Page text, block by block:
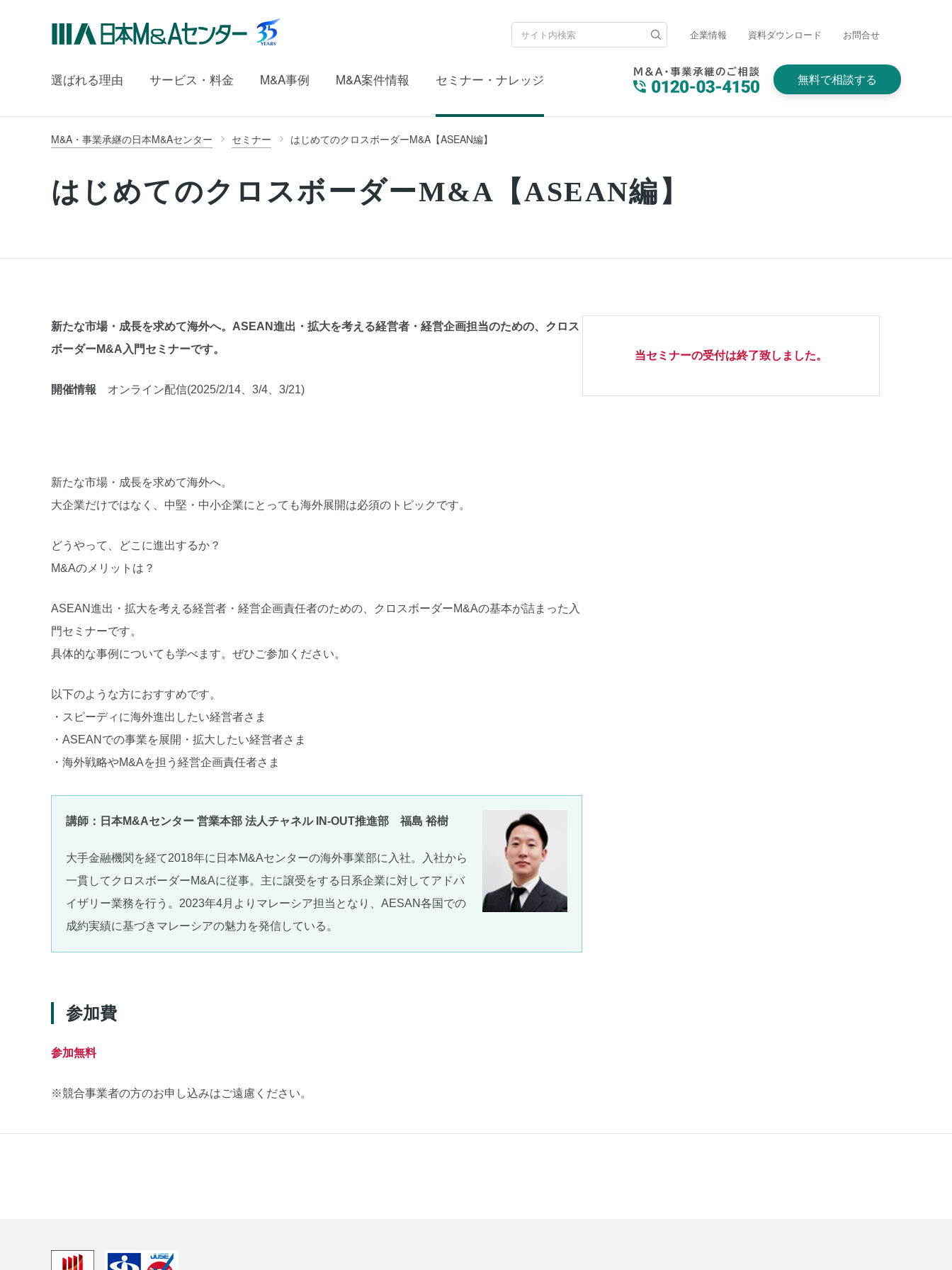
企業情報 資料ダウンロード お問合せ
選ばれる理由 サービス・料金 M&A事例 M&A案件情報 セミナー・ナレッジ 無料で相談する
M&A・事業承継の日本M&Aセンター セミナー はじめてのクロスボーダーM&A【ASEAN編】
はじめてのクロスボーダーM&A【ASEAN編】
新たな市場・成長を求めて海外へ。ASEAN進出・拡大を考える経営者・経営企画担当のための、クロス
ボーダーM&A入門セミナーです。
開催情報 オンライン配信(2025/2/14、3/4、3/21)
新たな市場・成長を求めて海外へ。
大企業だけではなく、中堅・中小企業にとっても海外展開は必須のトピックです。
どうやって、どこに進出するか？
M&Aのメリットは？
ASEAN進出・拡大を考える経営者・経営企画責任者のための、クロスボーダーM&Aの基本が詰まった入
門セミナーです。
具体的な事例についても学べます。ぜひご参加ください。
以下のような方におすすめです。
・スピーディに海外進出したい経営者さま
・ASEANでの事業を展開・拡大したい経営者さま
・海外戦略やM&Aを担う経営企画責任者さま
講師：日本M&Aセンター 営業本部 法人チャネル IN-OUT推進部 福島 裕樹
大手金融機関を経て2018年に日本M&Aセンターの海外事業部に入社。入社から
一貫してクロスボーダーM&Aに従事。主に譲受をする日系企業に対してアドバ
イザリー業務を行う。2023年4月よりマレーシア担当となり、AESAN各国での
成約実績に基づきマレーシアの魅力を発信している。
参加費
参加無料
※競合事業者の方のお申し込みはご遠慮ください。
当セミナーの受付は終了致しました。